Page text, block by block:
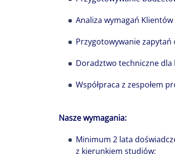
Analiza wymagań
Przygotowywanie
Doradztwo techniczne
Współpraca z zespołem
Nasze wymagania:
Minimum 2 lata
z kierunkiem studiów;
Ile